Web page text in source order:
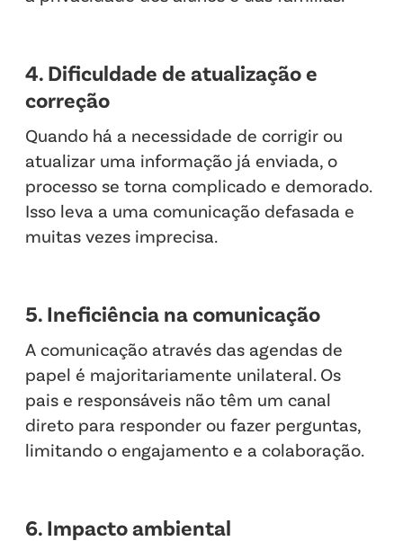
4. Dificuldade de atualização e
correção
Quando há a necessidade de corrigir ou
atualizar uma informação já enviada, o
processo se torna complicado e demorado.
Isso leva a uma comunicação defasada e
muitas vezes imprecisa.
5. Ineficiência na comunicação
A comunicação através das agendas de
papel é majoritariamente unilateral. Os
pais e responsáveis não têm um canal
direto para responder ou fazer perguntas,
limitando o engajamento e a colaboração.
6. Impacto ambiental